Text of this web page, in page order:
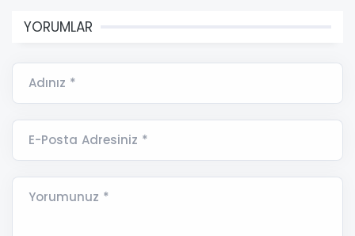
YORUMLAR
Adınız *
E-Posta Adresiniz *
Yorumunuz *